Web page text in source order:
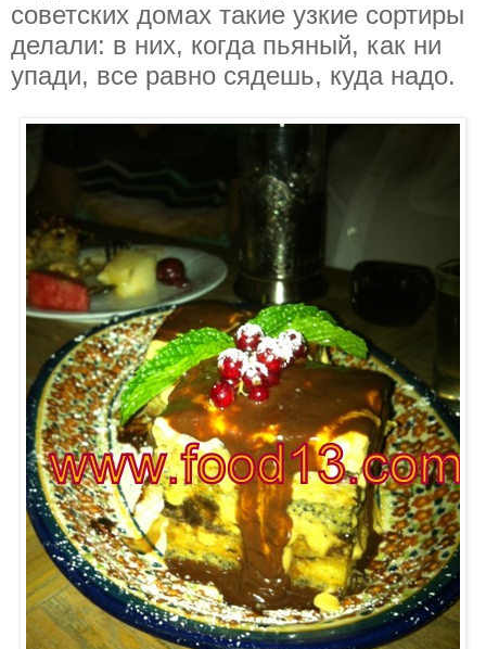
советских домах такие узкие сортиры
делали: в них, когда пьяный, как ни
упади, все равно сядешь, куда надо.